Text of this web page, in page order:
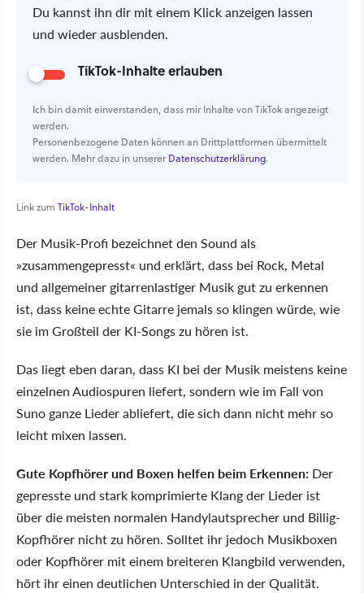
Du kannst ihn dir mit einem Klick anzeigen lassen
und wieder ausblenden.
TikTok-Inhalte erlauben
Ich bin damit einverstanden, dass mir Inhalte von TikTok angezeigt
werden.
Personenbezogene Daten können an Drittplattformen übermittelt
werden. Mehr dazu in unsererDatenschutzerklärung.
Link zum TikTok-Inhalt
Der Musik-Profi bezeichnet den Sound als
»zusammengepresst« und erklärt, dass bei Rock, Metal
und allgemeiner gitarrenlastiger Musik gut zu erkennen
ist, dass keine echte Gitarre jemals so klingen würde, wie
sie im Großteil der KI-Songs zu hören ist.
Das liegt eben daran, dass KI bei der Musik meistens keine
einzelnen Audiospuren liefert, sondern wie im Fall von
Suno ganze Lieder abliefert, die sich dann nicht mehr so
leicht mixen lassen.
Gute Kopfhörer und Boxen helfen beim Erkennen: Der
gepresste und stark komprimierte Klang der Lieder ist
über die meisten normalen Handylautsprecher und Billig-
Kopfhörer nicht zu hören. Solltet ihr jedoch Musikboxen
oder Kopfhörer mit einem breiteren Klangbild verwenden,
hört ihr einen deutlichen Unterschied in der Qualität.